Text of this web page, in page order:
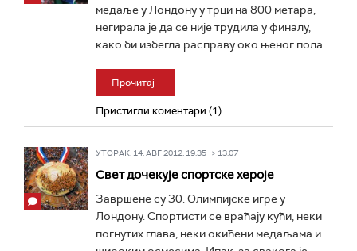
медаље у Лондону у трци на 800 метара,
негирала је да се није трудила у финалу,
како би избегла расправу око њеног пола...
Прочитај
Пристигли коментари (1)
УТОРАК, 14. АВГ 2012, 19:35 -> 13:07
Свет дочекује спортске хероје
Завршене су 30. Олимпијске игре у
Лондону. Спортисти се враћају кући, неки
погнутих глава, неки окићени медаљама и